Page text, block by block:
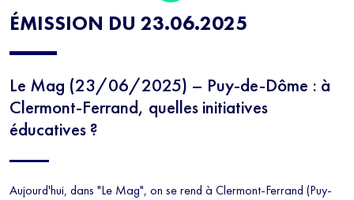
ÉMISSION DU 23.06.2025
Le Mag (23/06/2025) – Puy-de-Dôme : à
Clermont-Ferrand, quelles initiatives
éducatives ?
Aujourd'hui, dans "Le Mag", on se rend à Clermont-Ferrand (Puy-